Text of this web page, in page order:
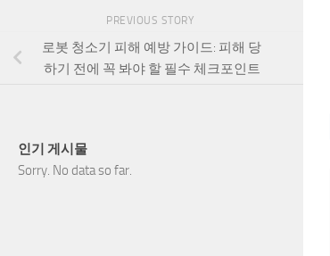
PREVIOUS STORY
로봇 청소기 피해 예방 가이드: 피해 당
하기 전에 꼭 봐야 할 필수 체크포인트
인기 게시물
Sorry. No data so far.